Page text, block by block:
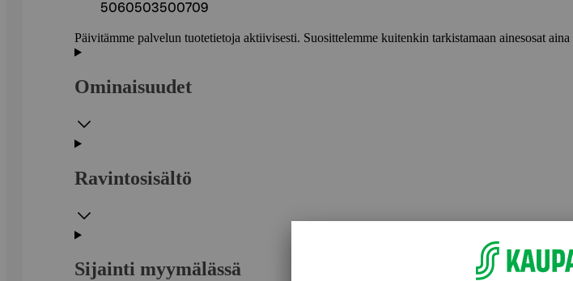
5060503500709
Päivitämme palvelun tuotetietoja aktiivisesti. Suosittelemme kuitenkin tarkistamaan ainesosat
Ominaisuudet
Ravintosisältö
Sijainti myymälässä